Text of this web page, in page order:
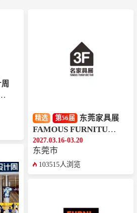
精选 第56届 东莞家具展
FAMOUS FURNITURE FAIR
2027.03.16-03.20
东莞市
103515人浏览